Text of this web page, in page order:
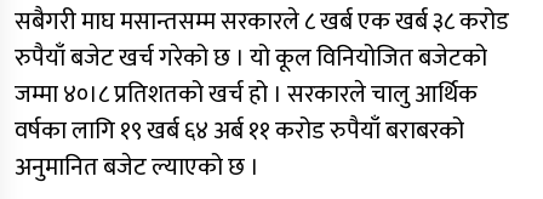
सबैगरी माघ मसान्तसम्म सरकारले ८ खर्ब एक खर्ब ३८ करोड
रुपैयाँ बजेट खर्च गरेको छ । यो कूल विनियोजित बजेटको
जम्मा ४०।८ प्रतिशतको खर्च हो । सरकारले चालु आर्थिक
वर्षका लागि १९ खर्ब ६४ अर्ब ११ करोड रुपैयाँ बराबरको
अनुमानित बजेट ल्याएको छ ।